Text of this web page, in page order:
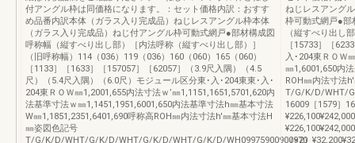
付アングル枠は同価格になります。：セット価格内訳：おすす
め品番内訳本体（ガラス入り完成品）ねじレスアングル枠本体
（ガラス入り完成品）ねじ付アングル枠可動式網戸●部材構成図
呼称幅（縦すべり出し部）［内法呼称（縦すべり出し部）］
（旧呼称幅）114（036）119（036）160（060）165（060）
［1133］［1633］［157057］［62057］（3.9尺入隅）（4.5
尺）（5.4尺入隅）（6.0尺）モジュール区分東･入･204東東･入･
204東ＲＯＷ㎜1,2001,655内法寸法ｗ’㎜1,1151,1651,5701,620内
法基準寸法ｗ㎜1,1451,1951,6001,650内法基準寸法h㎜基本寸法
W㎜1,1851,2351,6401,690呼称高ROH㎜内法寸法h'㎜基本寸法H
㎜姿図色記号
T/G/K/D/WHT/G/K/D/WHT/G/K/D/WHT/G/K/D/WH09975900900970
ねじレスアング
枠可動式網戸●部
（縦すべり出し
［15733］［
入･204東ＲＯＷ
㎜1,6001,650内
ROH㎜内法寸法
T/G/K/D/WHT/
16009［1579］
（×2）